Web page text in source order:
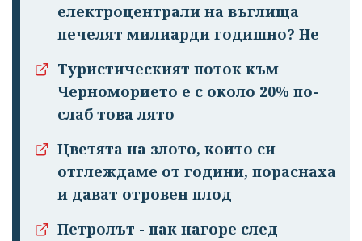
електроцентрали на въглища
печелят милиарди годишно? Не
Туристическият поток към
Черноморието е с около 20% по-
слаб това лято
Цветята на злото, които си
отглеждаме от години, пораснаха
и дават отровен плод
Петролът - пак нагоре след